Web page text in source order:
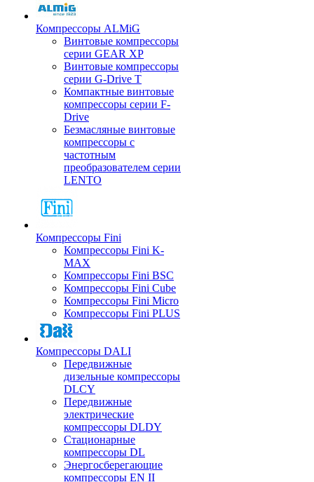
Компрессоры ALMiG
Винтовые компрессоры
серии GEAR XP
Винтовые компрессоры
серии G-Drive T
Компактные винтовые
компрессоры серии F-
Drive
Безмасляные винтовые
компрессоры с
частотным
преобразователем серии
LENTO
Компрессоры Fini
Компрессоры Fini K-
MAX
Компрессоры Fini BSC
Компрессоры Fini Cube
Компрессоры Fini Micro
Компрессоры Fini PLUS
Компрессоры DALI
Передвижные
дизельные компрессоры
DLCY
Передвижные
электрические
компрессоры DLDY
Стационарные
компрессоры DL
Энергосберегающие
компрессоры EN II